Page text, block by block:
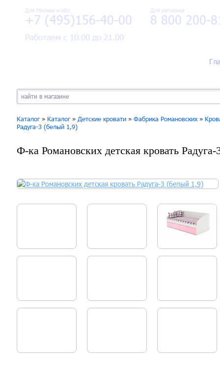
Для Москвы и обл.
+7 (495)156-40-00
Для регионов
8 800 200-
Работаем с 10.00 до 21.00
Каталог» Каталог» Детские кровати» Фабрика Романовских»
Радуга-3 (белый 1,9)
Ф-ка Романовских детская кровать